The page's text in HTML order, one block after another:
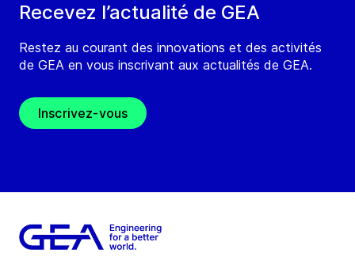
Recevez l’actualité de GEA
Restez au courant des innovations et des activités
de GEA en vous inscrivant aux actualités de GEA.
Inscrivez-vous